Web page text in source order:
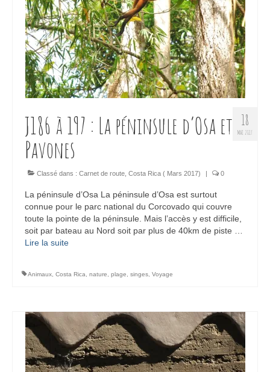
18
MAI 2017
J186 à 197 : La péninsule d’Osa et
Pavones
Classé dans : Carnet de route Costa Rica ( Mars 2017) | 0
La péninsule d’Osa La péninsule d’Osa est surtout
connue pour le parc national du Corcovado qui couvre
toute la pointe de la péninsule. Mais l’accès y est difficile,
soit par bateau au Nord soit par plus de 40km de piste …
Lire la suite­­
Animaux Costa Rica nature plage singes Voyage